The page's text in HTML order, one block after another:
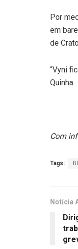
Por
em
de
“Vyni
Quinha.
Com
Tags:
Notícia